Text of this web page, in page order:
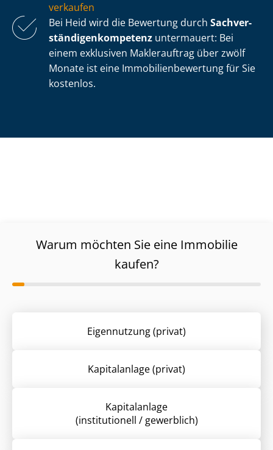
verkaufen
Bei Heid wird die Bewertung durch Sach­ver­
stän­di­gen­kom­pe­tenz untermauert: Bei
einem exklusiven Maklerauftrag über zwölf
Monate ist eine Im­mo­bi­li­en­be­wer­tung für Sie
kostenlos.
Warum möchten Sie eine Immobilie
kaufen?
Eigennutzung (privat)
Kapitalanlage (privat)
Kapitalanlage
(institutionell / gewerblich)